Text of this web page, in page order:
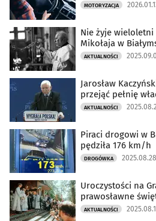
MOTORYZACJA
Nie żyje
Mikołaja w
AKTUALNOŚCI
Jarosław
przejąć pełnię
AKTUALNOŚCI
Piraci drogowi w
pędziła 176 km/h
DROGÓWKA
Uroczystości na
prawosławne
AKTUALNOŚCI